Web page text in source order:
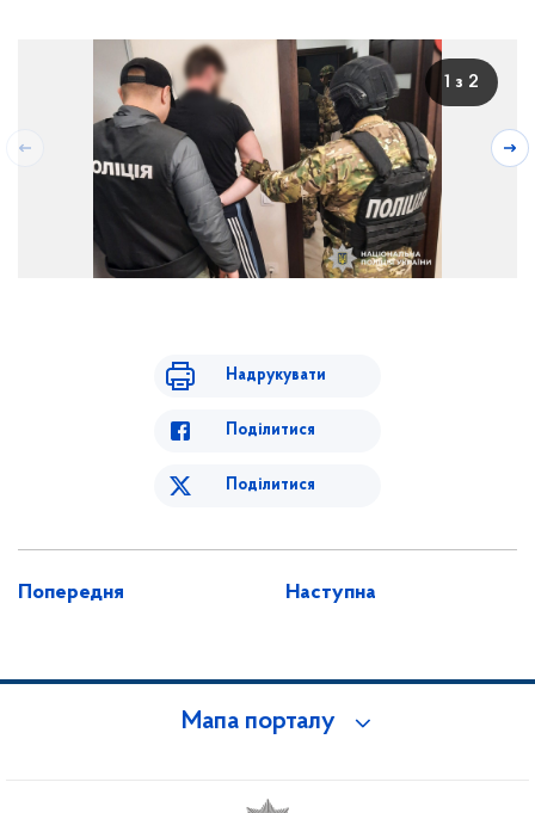
1 з 2
Надрукувати
Поділитися
Поділитися
Попередня Наступна
Мапа порталу